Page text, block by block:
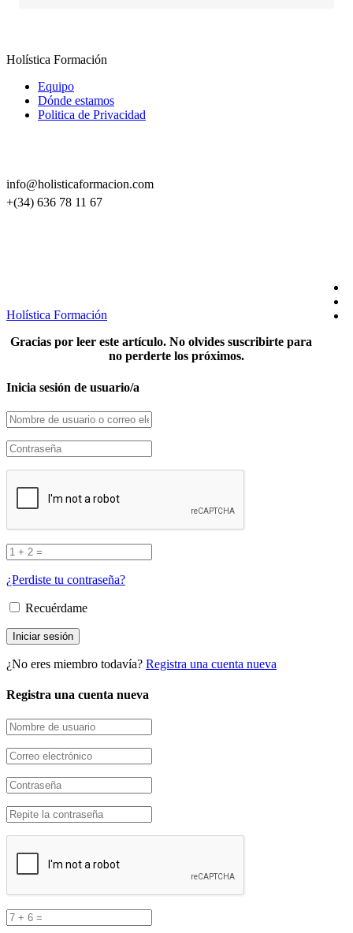
Holística Formación
Equipo
Dónde estamos
Politica de Privacidad
info@holisticaformacion.com
+(34) 636 78 11 67
Holística Formación
Gracias por leer este artículo. No olvides suscribirte para
no perderte los próximos.
Inicia sesión de usuario/a
¿Perdiste tu contraseña?
Recuérdame
¿No eres miembro todavía? Registra una cuenta nueva
Registra una cuenta nueva